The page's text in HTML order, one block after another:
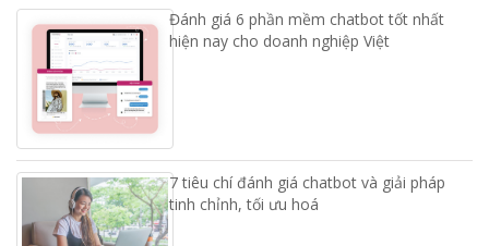
Đánh giá 6 phần mềm chatbot tốt nhất
hiện nay cho doanh nghiệp Việt
7 tiêu chí đánh giá chatbot và giải pháp
tinh chỉnh, tối ưu hoá